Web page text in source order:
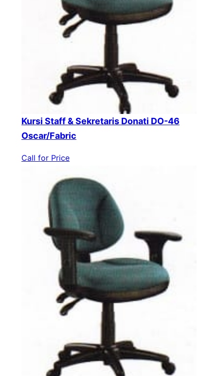
Kursi Staff & Sekretaris Donati DO-46
Oscar/Fabric
Call for Price